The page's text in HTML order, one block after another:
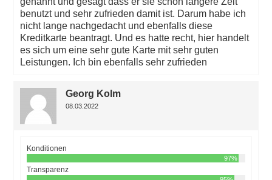
benutzt und sehr zufrieden damit ist. Darum habe ich
nicht lange nachgedacht und ebenfalls diese
Kreditkarte beantragt. Und es hatte recht, hier handelt
es sich um eine sehr gute Karte mit sehr guten
Leistungen. Ich bin ebenfalls sehr zufrieden
Georg Kolm
08.03.2022
Konditionen
97%
Transparenz